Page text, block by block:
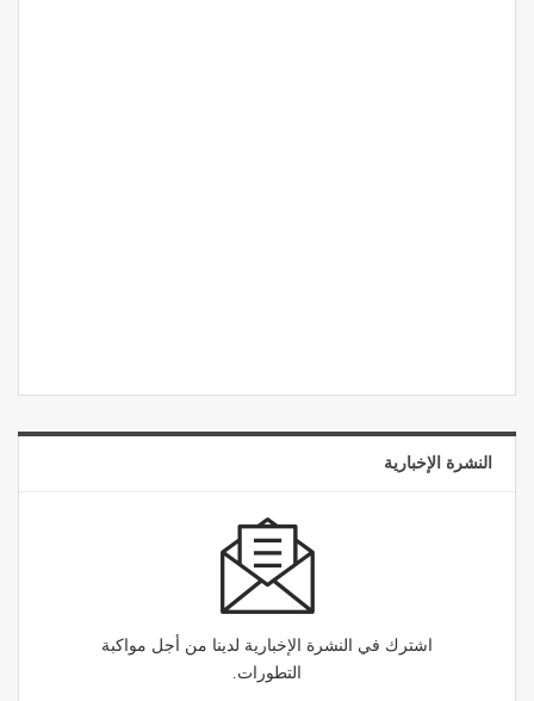
النشرة الإخبارية
اشترك في النشرة الإخبارية لدينا من أجل مواكبة
التطورات.